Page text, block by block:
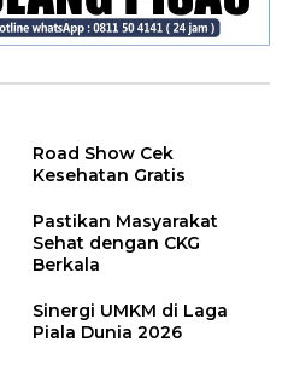
Road Show Cek
Kesehatan Gratis
Pastikan Masyarakat
Sehat dengan CKG
Berkala
Sinergi UMKM di Laga
Piala Dunia 2026